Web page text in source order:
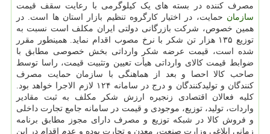
مصرف کننده در بسته های یک کیلوگرمی با رعایت سقف قیمت
سازمان حمایت، در اختیار کارگروه تنظیم بازار استان ها است. در
همین خصوص، شرکت بازرگانی دولتی ایران مکلف است نسبت به
توزیع ۱۳۵ هزار تن شکر با نرخ مصوب اقدام نماید. همینطور مقرر
شده است، قیمت عرضه شکر وارداتی بخش خصوصی مطابق با
ضوابط قیمت کالای وارداتی هیأت تعیین وتثبیت قیمت، راسا توسط
صاحب کالا احصا و بعد از هماهنگی با سازمان حمایت مصرف
کنندگان و تولیدکنندگان و درج در سامانه ۱۲۴ لازم الاجرا خواهد بود.
کلیه فعالان اقتصادی زنجیره ارزش شکر مکلف به ثبت مقادیر
واردات، تولید، توزیع، موجودی و قیمت در سامانه جامع تجارت داخلی
و فروش کالا در شبکه توزیع و مصرف دارای مجوز مطابق برنامه
زمانی ابلاغی وزارت صنعت، معدن و تجارت بوده و عدم اقدام در این